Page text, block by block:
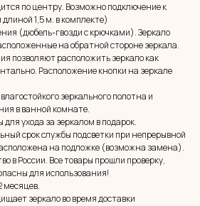
по центру. Возможно подключение к
1,5 м. в комплекте)
(дюбель-гвозди с крючками). Зеркало
на обратной стороне зеркала.
позволяют расположить зеркало как
Расположение кнопки на зеркале
зеркального полотна и
в ванной комнате.
ухода за зеркалом в подарок.
срок службы подсветки при непрерывной
на подложке (возможна замена).
в России. Все товары прошли проверку,
для использования!
месяцев.
зеркало во время доставки